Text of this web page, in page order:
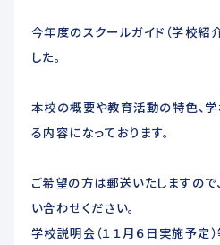
交通アク
お問い合
各種届出用紙ダ
今年度のスクールガイド（学校紹
した。
本校の概要や教育活動の特色、
る内容になっております。
ご希望の方は郵送いたしますので
い合わせください。
学校説明会（１１月６日実施予定